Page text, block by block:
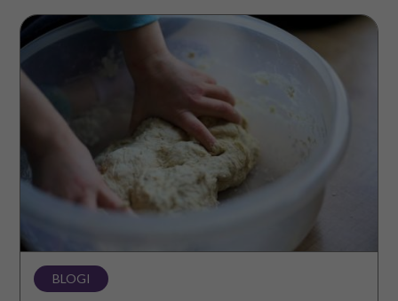
Vinkkejä
kotitaloustunnille
BLOGI